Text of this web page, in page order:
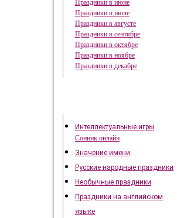
Праздники в июне
Праздники в июле
Праздники в августе
Праздники в сентябре
Праздники в октябре
Праздники в ноябре
Праздники в декабре
Интеллектуальные игры
Сонник онлайн
Значение имени
Русские народные праздники
Необычные праздники
Праздники на английском
языке